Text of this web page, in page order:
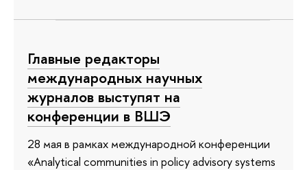
Главные редакторы
международных научных
журналов выступят на
конференции в ВШЭ
28 мая в рамках международной конференции
«Analytical communities in policy advisory systems